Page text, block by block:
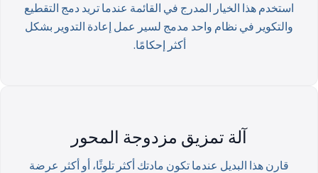
استخدم هذا الخيار المدرج في القائمة عندما تريد دمج التقطيع
والتكوير في نظام واحد مدمج لسير عمل إعادة التدوير بشكل
أكثر إحكامًا.
آلة تمزيق مزدوجة المحور
قارن هذا البديل عندما تكون مادتك أكثر تلوثًا، أو أكثر عرضة